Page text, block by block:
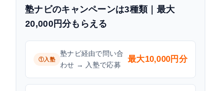
塾ナビのキャンペーンは3種類｜最大
20,000円分もらえる
①入塾
塾ナビ経由で問い合
わせ → 入塾で応募
最大10,000円分